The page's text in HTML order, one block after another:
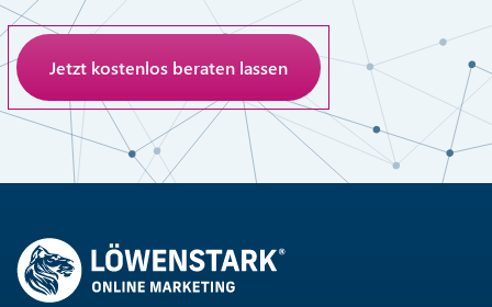
Anti-Roboter-Verifizierung
Hier klicken